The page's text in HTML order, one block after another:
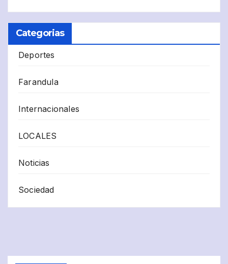
Categorias
Deportes
Farandula
Internacionales
LOCALES
Noticias
Sociedad